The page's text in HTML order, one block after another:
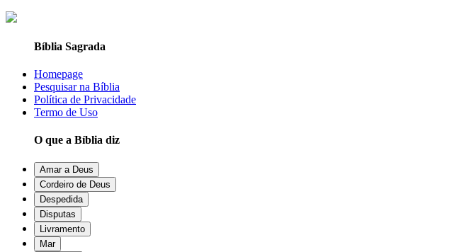
Bíblia Sagrada
Homepage
Pesquisar na Bíblia
Política de Privacidade
Termo de Uso
O que a Bíblia diz
Amar a Deus
Cordeiro de Deus
Despedida
Disputas
Livramento
Mar